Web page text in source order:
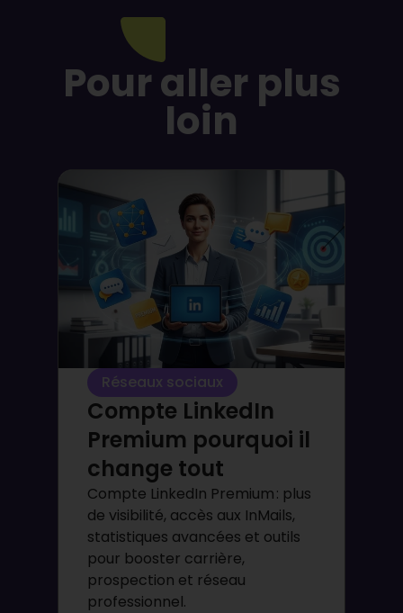
Pour aller plus
loin
Réseaux sociaux
Compte LinkedIn
Premium pourquoi il
change tout
Compte LinkedIn Premium : plus
de visibilité, accès aux InMails,
statistiques avancées et outils
pour booster carrière,
prospection et réseau
professionnel.